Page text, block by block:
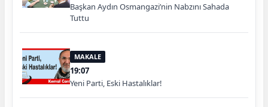
Başkan Aydın Osmangazi’nin Nabzını Sahada
Tuttu
MAKALE
19:07
Yeni Parti, Eski Hastalıklar!